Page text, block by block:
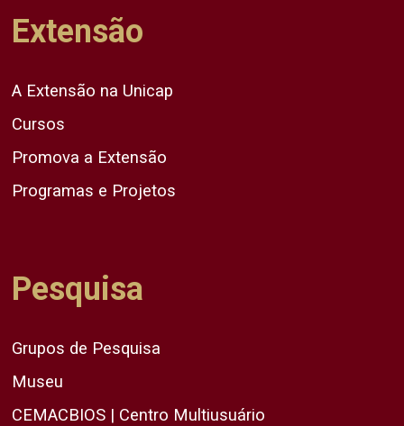
Extensão
A Extensão na Unicap
Cursos
Promova a Extensão
Programas e Projetos
Pesquisa
Grupos de Pesquisa
Museu
CEMACBIOS | Centro Multiusuário